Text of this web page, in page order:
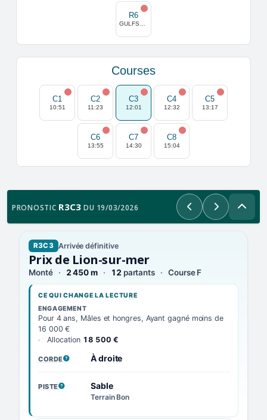
R6
Courses
C1
10:51
C2
11:23
C3
12:01
C4
12:32
C5
13:17
C6
13:55
C7
14:30
C8
15:04
PRONOSTIC R3C3 DU 19/03/2026 PrécédentSuivant
R3C3 Arrivée définitive
Prix de Lion-sur-mer
Monté 2 450 m 12 partants Course F
CE QUI CHANGE LA LECTURE
ENGAGEMENT
Pour 4 ans, Mâles et hongres, Ayant gagné moins de
16 000 €
Allocation 18 500 €
CORDE
, VOIR LA DÉFINITION
À droite
PISTE
, VOIR LA DÉFINITION
Sable
Terrain Bon